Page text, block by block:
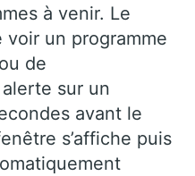
à venir. Le
un programme
de
sur un
avant le
s’affiche puis